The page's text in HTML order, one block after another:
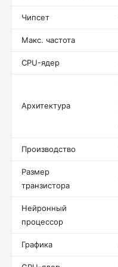
Чипсет
Макс. частота
CPU-ядер
Архитектура
Производство
Размер
транзистора
Нейронный
процессор
Графика